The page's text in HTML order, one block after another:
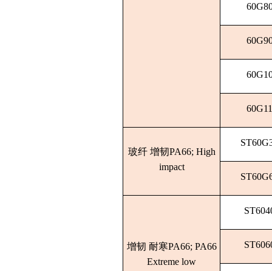
60G11
玻纤 增韧PA66; High
impact
增韧 耐寒PA66; PA66
Extreme low